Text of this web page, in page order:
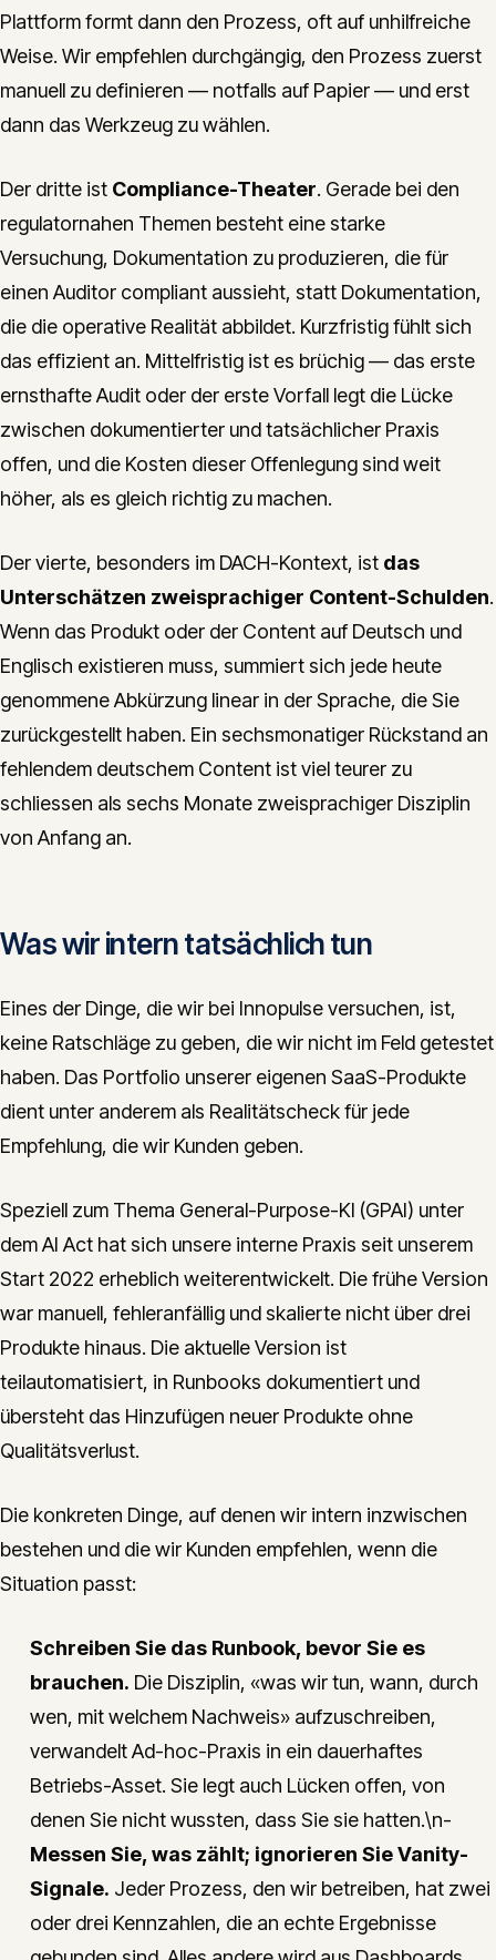
Plattform formt dann den Prozess, oft auf unhilfreiche
Weise. Wir empfehlen durchgängig, den Prozess zuerst
manuell zu definieren — notfalls auf Papier — und erst
dann das Werkzeug zu wählen.
Der dritte ist Compliance-Theater. Gerade bei den
regulatornahen Themen besteht eine starke
Versuchung, Dokumentation zu produzieren, die für
einen Auditor compliant aussieht, statt Dokumentation,
die die operative Realität abbildet. Kurzfristig fühlt sich
das effizient an. Mittelfristig ist es brüchig — das erste
ernsthafte Audit oder der erste Vorfall legt die Lücke
zwischen dokumentierter und tatsächlicher Praxis
offen, und die Kosten dieser Offenlegung sind weit
höher, als es gleich richtig zu machen.
Der vierte, besonders im DACH-Kontext, ist das
Unterschätzen zweisprachiger Content-Schulden.
Wenn das Produkt oder der Content auf Deutsch und
Englisch existieren muss, summiert sich jede heute
genommene Abkürzung linear in der Sprache, die Sie
zurückgestellt haben. Ein sechsmonatiger Rückstand an
fehlendem deutschem Content ist viel teurer zu
schliessen als sechs Monate zweisprachiger Disziplin
von Anfang an.
Was wir intern tatsächlich tun
Eines der Dinge, die wir bei Innopulse versuchen, ist,
keine Ratschläge zu geben, die wir nicht im Feld getestet
haben. Das Portfolio unserer eigenen SaaS-Produkte
dient unter anderem als Realitätscheck für jede
Empfehlung, die wir Kunden geben.
Speziell zum Thema General-Purpose-KI (GPAI) unter
dem AI Act hat sich unsere interne Praxis seit unserem
Start 2022 erheblich weiterentwickelt. Die frühe Version
war manuell, fehleranfällig und skalierte nicht über drei
Produkte hinaus. Die aktuelle Version ist
teilautomatisiert, in Runbooks dokumentiert und
übersteht das Hinzufügen neuer Produkte ohne
Qualitätsverlust.
Die konkreten Dinge, auf denen wir intern inzwischen
bestehen und die wir Kunden empfehlen, wenn die
Situation passt:
Schreiben Sie das Runbook, bevor Sie es
brauchen. Die Disziplin, «was wir tun, wann, durch
wen, mit welchem Nachweis» aufzuschreiben,
verwandelt Ad-hoc-Praxis in ein dauerhaftes
Betriebs-Asset. Sie legt auch Lücken offen, von
denen Sie nicht wussten, dass Sie sie hatten.\n-
Messen Sie, was zählt; ignorieren Sie Vanity-
Signale. Jeder Prozess, den wir betreiben, hat zwei
oder drei Kennzahlen, die an echte Ergebnisse